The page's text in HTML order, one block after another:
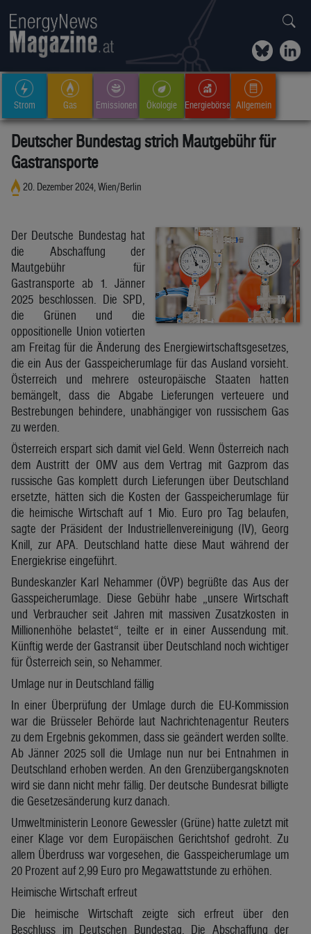
Strom Gas Emissionen Ökologie Energiebörse Allgemein
Deutscher Bundestag strich Mautgebühr für
Gastransporte
20. Dezember 2024, Wien/Berlin
Der Deutsche Bundestag hat
die Abschaffung der
Mautgebühr für
Gastransporte ab 1. Jänner
2025 beschlossen. Die SPD,
die Grünen und die
oppositionelle Union votierten
am Freitag für die Änderung des Energiewirtschaftsgesetzes,
die ein Aus der Gasspeicherumlage für das Ausland vorsieht.
Österreich und mehrere osteuropäische Staaten hatten
bemängelt, dass die Abgabe Lieferungen verteuere und
Bestrebungen behindere, unabhängiger von russischem Gas
zu werden.
Österreich erspart sich damit viel Geld. Wenn Österreich nach
dem Austritt der OMV aus dem Vertrag mit Gazprom das
russische Gas komplett durch Lieferungen über Deutschland
ersetzte, hätten sich die Kosten der Gasspeicherumlage für
die heimische Wirtschaft auf 1 Mio. Euro pro Tag belaufen,
sagte der Präsident der Industriellenvereinigung (IV), Georg
Knill, zur APA. Deutschland hatte diese Maut während der
Energiekrise eingeführt.
Bundeskanzler Karl Nehammer (ÖVP) begrüßte das Aus der
Gasspeicherumlage. Diese Gebühr habe „unsere Wirtschaft
und Verbraucher seit Jahren mit massiven Zusatzkosten in
Millionenhöhe belastet“, teilte er in einer Aussendung mit.
Künftig werde der Gastransit über Deutschland noch wichtiger
für Österreich sein, so Nehammer.
Umlage nur in Deutschland fällig
In einer Überprüfung der Umlage durch die EU-Kommission
war die Brüsseler Behörde laut Nachrichtenagentur Reuters
zu dem Ergebnis gekommen, dass sie geändert werden sollte.
Ab Jänner 2025 soll die Umlage nun nur bei Entnahmen in
Deutschland erhoben werden. An den Grenzübergangsknoten
wird sie dann nicht mehr fällig. Der deutsche Bundesrat billigte
die Gesetzesänderung kurz danach.
Umweltministerin Leonore Gewessler (Grüne) hatte zuletzt mit
einer Klage vor dem Europäischen Gerichtshof gedroht. Zu
allem Überdruss war vorgesehen, die Gasspeicherumlage um
20 Prozent auf 2,99 Euro pro Megawattstunde zu erhöhen.
Heimische Wirtschaft erfreut
Die heimische Wirtschaft zeigte sich erfreut über den
Beschluss im Deutschen Bundestag. Die Abschaffung der